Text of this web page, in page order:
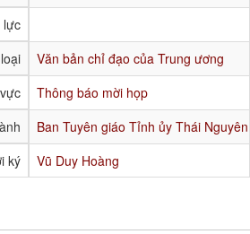
lực
Văn bản chỉ đạo của Trung ương
Thông báo mời họp
Ban Tuyên giáo Tỉnh ủy Thái Nguyên
ký
Vũ Duy Hoàng